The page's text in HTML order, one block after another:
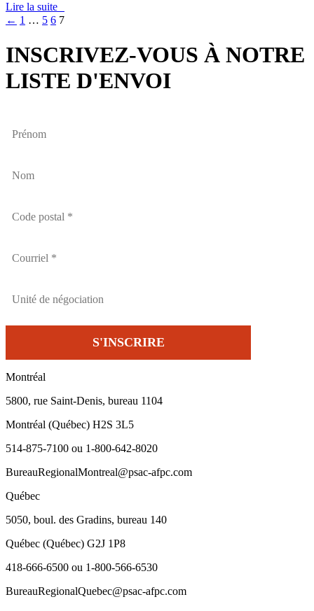
Lire la suite
← 1 … 5 6 7
INSCRIVEZ-VOUS À NOTRE
LISTE D'ENVOI
Montréal
5800, rue Saint-Denis, bureau 1104
Montréal (Québec) H2S 3L5
514-875-7100 ou 1-800-642-8020
BureauRegionalMontreal@psac-afpc.com
Québec
5050, boul. des Gradins, bureau 140
Québec (Québec) G2J 1P8
418-666-6500 ou 1-800-566-6530
BureauRegionalQuebec@psac-afpc.com